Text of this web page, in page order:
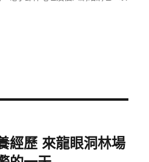
經歷 來龍眼洞林場